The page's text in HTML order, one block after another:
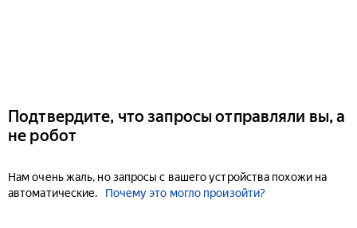
Подтвердите, что запросы отправляли вы, а
не робот
Нам очень жаль, но запросы с вашего устройства похожи на
автоматические.
Почему это могло произойти?